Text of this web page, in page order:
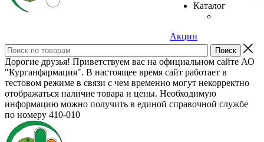
Каталог
Акции
Дорогие друзья! Приветствуем вас на официальном сайте АО
"Курганфармация". В настоящее время сайт работает в
тестовом режиме в связи с чем временно могут некорректно
отображаться наличие товара и цены. Необходимую
информацию можно получить в единой справочной службе
по номеру 410-010